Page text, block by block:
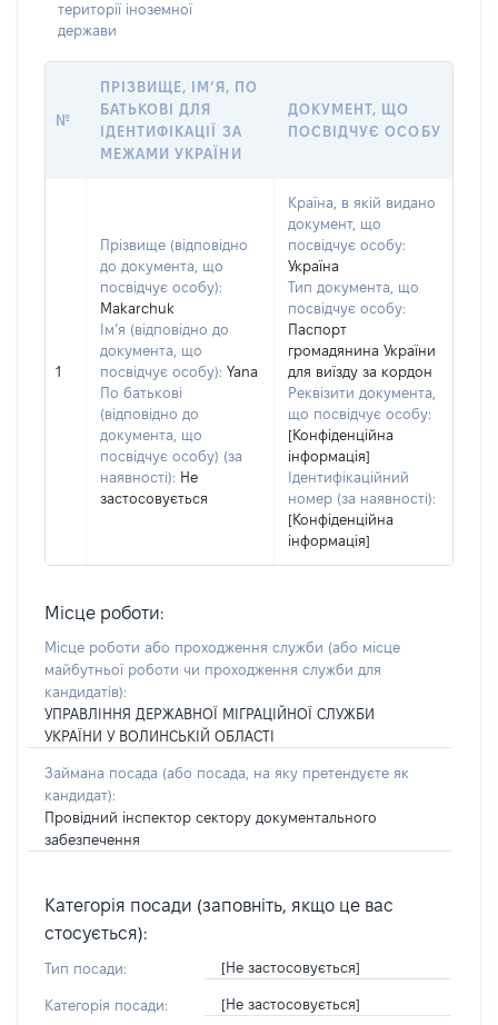
території іноземної
держави
№
ПРІЗВИЩЕ, ІМ’Я, ПО
БАТЬКОВІ ДЛЯ
ІДЕНТИФІКАЦІЇ ЗА
МЕЖАМИ УКРАЇНИ
ДОКУМЕНТ, ЩО
ПОСВІДЧУЄ ОСОБУ
1
Прізвище (відповідно
до документа, що
посвідчує особу):
Makarchuk
Ім’я (відповідно до
документа, що
посвідчує особу): Yana
По батькові
(відповідно до
документа, що
посвідчує особу) (за
наявності): Не
застосовується
Країна, в якій видано
документ, що
посвідчує особу:
Україна
Тип документа, що
посвідчує особу:
Паспорт
громадянина України
для виїзду за кордон
Реквізити документа,
що посвідчує особу:
[Конфіденційна
інформація]
Ідентифікаційний
номер (за наявності):
[Конфіденційна
інформація]
Місце роботи:
Місце роботи або проходження служби (або місце
майбутньої роботи чи проходження служби для
кандидатів):
УПРАВЛІННЯ ДЕРЖАВНОЇ МІГРАЦІЙНОЇ СЛУЖБИ
УКРАЇНИ У ВОЛИНСЬКІЙ ОБЛАСТІ
Займана посада (або посада, на яку претендуєте як
кандидат):
Провідний інспектор сектору документального
забезпечення
Категорія посади (заповніть, якщо це вас
стосується):
Тип посади: [Не застосовується]
Категорія посади: [Не застосовується]